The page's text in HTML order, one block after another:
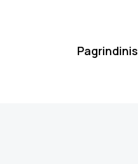
Pagrindinis